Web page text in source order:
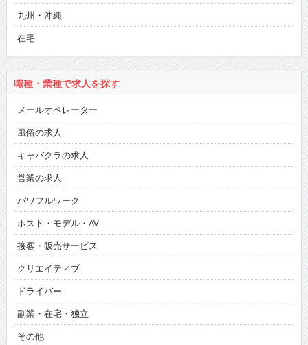
九州・沖縄
在宅
職種・業種で求人を探す
メールオペレーター
風俗の求人
キャバクラの求人
営業の求人
パワフルワーク
ホスト・モデル・AV
接客・販売サービス
クリエイティブ
ドライバー
副業・在宅・独立
その他